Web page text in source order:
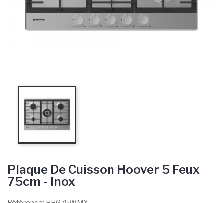
Plaque De Cuisson Hoover 5 Feux
75cm - Inox